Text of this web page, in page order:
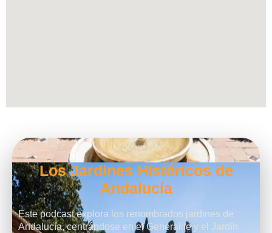
Los Jardines Históricos de
Andalucía
Este podcast explora los renombrados jardines de
Andalucía, centrándose en el Generalife y el Jardín